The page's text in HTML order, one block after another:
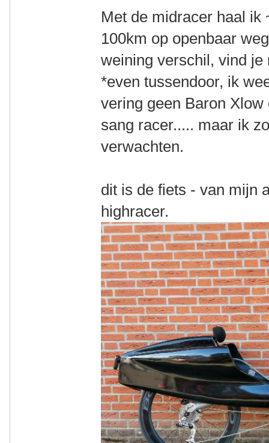
Met de midracer haal ik
100km op openbaar
weining verschil, vind je
*even tussendoor, ik
vering geen Baron
sang racer..... maar ik
verwachten.
dit is de fiets - van mijn
highracer.